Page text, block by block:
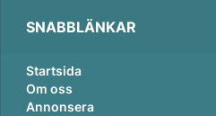
SNABBLÄNKAR
Startsida
Om oss
Annonsera